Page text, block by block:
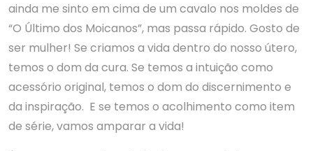
ainda me sinto em cima de um cavalo nos moldes de
“O Último dos Moicanos”, mas passa rápido. Gosto de
ser mulher! Se criamos a vida dentro do nosso útero,
temos o dom da cura. Se temos a intuição como
acessório original, temos o dom do discernimento e
da inspiração. E se temos o acolhimento como item
de série, vamos amparar a vida!